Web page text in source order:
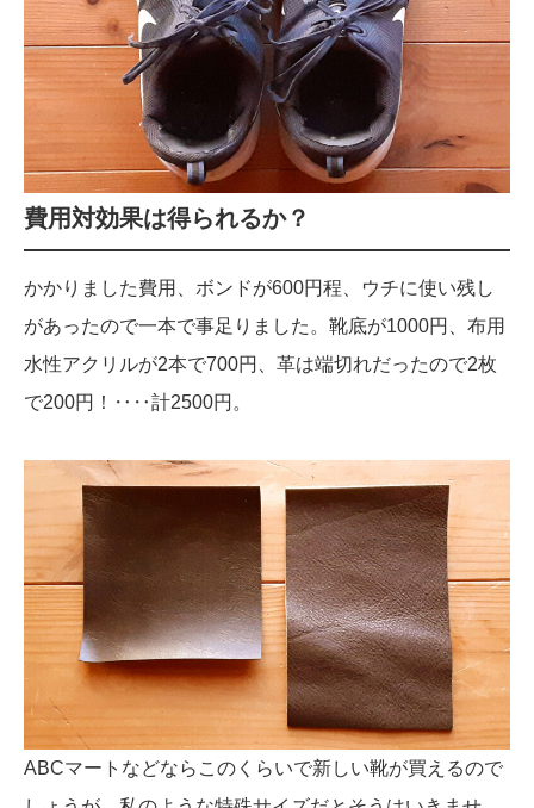
費用対効果は得られるか？
かかりました費用、ボンドが600円程、ウチに使い残し
があったので一本で事足りました。靴底が1000円、布用
水性アクリルが2本で700円、革は端切れだったので2枚
で200円！‥‥計2500円。
ABCマートなどならこのくらいで新しい靴が買えるので